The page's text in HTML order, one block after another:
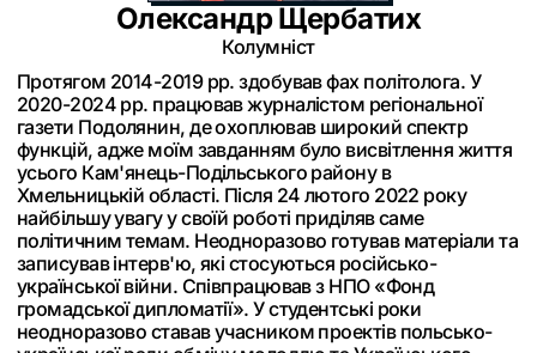
Олександр Щербатих
Колумніст
Протягом 2014-2019 рр. здобував фах політолога. У
2020-2024 рр. працював журналістом регіональної
газети Подолянин, де охоплював широкий спектр
функцій, адже моїм завданням було висвітлення життя
усього Кам'янець-Подільського району в
Хмельницькій області. Після 24 лютого 2022 року
найбільшу увагу у своїй роботі приділяв саме
політичним темам. Неодноразово готував матеріали та
записував інтерв'ю, які стосуються російсько-
української війни. Співпрацював з НПО «Фонд
громадської дипломатії». У студентські роки
неодноразово ставав учасником проектів польсько-